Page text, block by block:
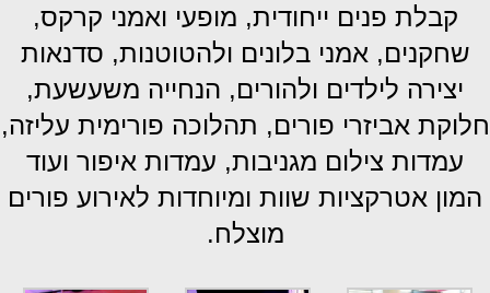
קבלת פנים ייחודית, מופעי ואמני קרקס,
שחקנים, אמני בלונים ולהטוטנות, סדנאות
יצירה לילדים ולהורים, הנחייה משעשעת,
חלוקת אביזרי פורים, תהלוכה פורימית עליזה,
עמדות צילום מגניבות, עמדות איפור ועוד
המון אטרקציות שוות ומיוחדות לאירוע פורים
מוצלח.